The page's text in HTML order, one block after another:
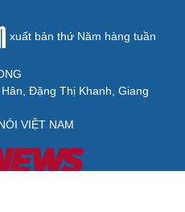
xuất bản thứ Năm hàng tuần
Đặng Thị Khanh, Giang
VIỆT NAM